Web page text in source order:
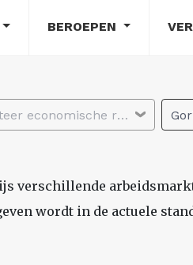
BEROEPEN
Selecteer economische regio
verschillende
wordt in de actuele